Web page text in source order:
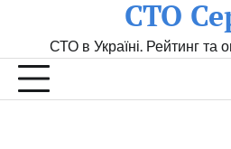
СТО
СТО в Україні. Рейтинг та